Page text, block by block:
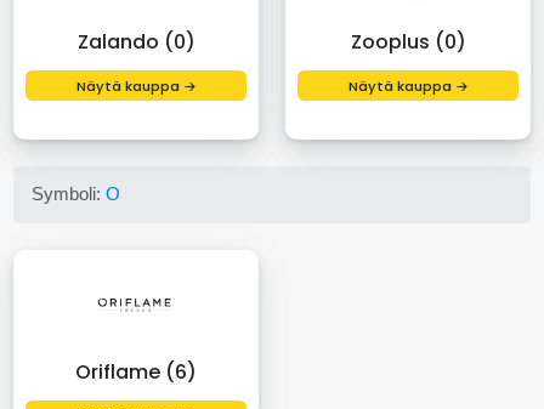
Zalando (0)
Näytä kauppa →
Zooplus (0)
Näytä kauppa →
Symboli:O
Oriflame (6)